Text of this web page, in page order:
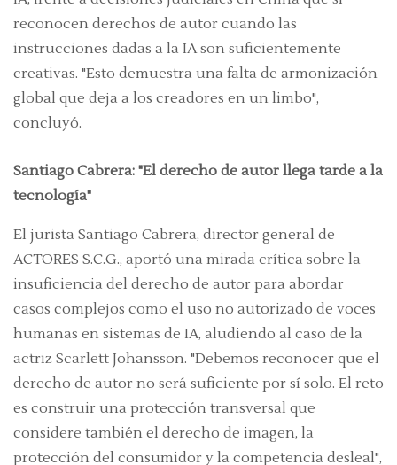
reconocen derechos de autor cuando las
instrucciones dadas a la IA son suficientemente
creativas. "Esto demuestra una falta de armonización
global que deja a los creadores en un limbo",
concluyó.
Santiago Cabrera: "El derecho de autor llega tarde a la
tecnología"
El jurista Santiago Cabrera, director general de
ACTORES S.C.G., aportó una mirada crítica sobre la
insuficiencia del derecho de autor para abordar
casos complejos como el uso no autorizado de voces
humanas en sistemas de IA, aludiendo al caso de la
actriz Scarlett Johansson. "Debemos reconocer que el
derecho de autor no será suficiente por sí solo. El reto
es construir una protección transversal que
considere también el derecho de imagen, la
protección del consumidor y la competencia desleal",